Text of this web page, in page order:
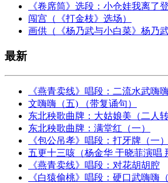
《卷席筒》选段：小仓娃我离了
闯宫（《打金枝》选场）
画供（《杨乃武与小白菜》杨乃武
最新
《燕青卖线》唱段：二流水武嗨嗨
文嗨嗨（五) （带复诵句）
东北秧歌曲牌：大姑娘美（二人转
东北秧歌曲牌：满堂红（一）
《包公吊孝》唱段：打牙牌（一）
五更十三咳（杨金华 于晓菲演唱
《燕青卖线》唱段：对花胡胡腔
《白猿偷桃》唱段：硬口武嗨嗨（